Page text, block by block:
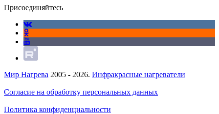
Присоединяйтесь
Мир Нагрева 2005 - 2026. Инфракрасные нагреватели
Согласие на обработку персональных данных
Политика конфиденциальности